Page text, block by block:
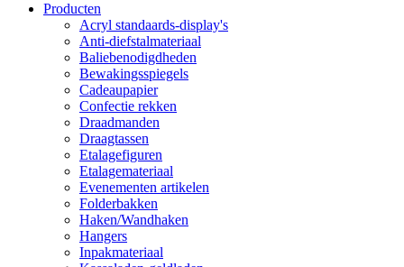
Producten
Acryl standaards-display's
Anti-diefstalmateriaal
Baliebenodigdheden
Bewakingsspiegels
Cadeaupapier
Confectie rekken
Draadmanden
Draagtassen
Etalagefiguren
Etalagemateriaal
Evenementen artikelen
Folderbakken
Haken/Wandhaken
Hangers
Inpakmateriaal